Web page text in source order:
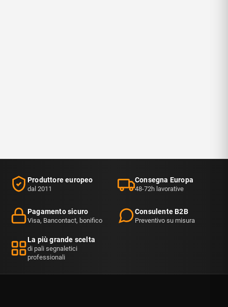
Produttore europeo
dal 2011
Consegna Europa
48-72h lavorative
Pagamento sicuro
Visa, Bancontact, bonifico
Consulente B2B
Preventivo su misura
La più grande scelta
di pali segnaletici
professionali